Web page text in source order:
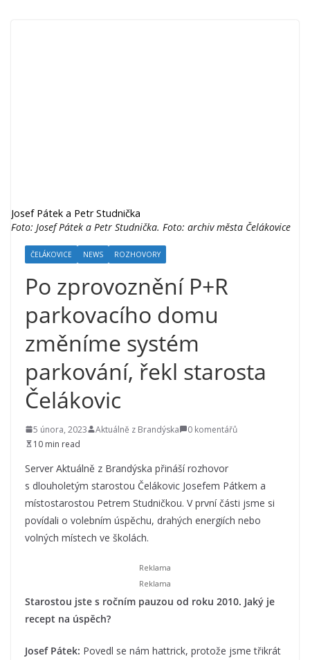
Josef Pátek a Petr Studnička
Foto: Josef Pátek a Petr Studnička. Foto: archiv města Čelákovice
ČELÁKOVICE NEWS ROZHOVORY
Po zprovoznění P+R
parkovacího domu
změníme systém
parkování, řekl starosta
Čelákovic
5 února, 2023 Aktuálně z Brandýska
0 komentářů
10 min read
Server Aktuálně z Brandýska přináší rozhovor
s dlouholetým starostou Čelákovic Josefem Pátkem a
místostarostou Petrem Studničkou. V první části jsme si
povídali o volebním úspěchu, drahých energiích nebo
volných místech ve školách.
Starostou jste s ročním pauzou od roku 2010. Jaký je
recept na úspěch?
Josef Pátek: Povedl se nám hattrick, protože jsme třikrát